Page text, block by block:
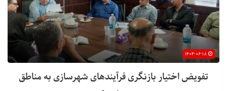
تفویض اختیار بازنگری فرآیندهای شهرسازی به مناطق